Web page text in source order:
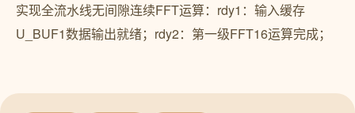
实现全流水线无间隙连续FFT运算：rdy1：输入缓存
U_BUF1数据输出就绪；rdy2：第一级FFT16运算完成；